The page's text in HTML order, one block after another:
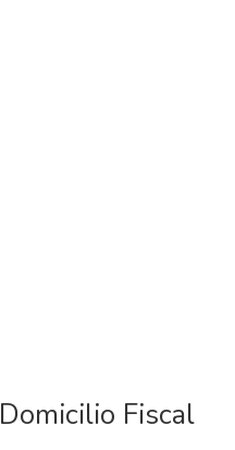
Domicilio Fiscal